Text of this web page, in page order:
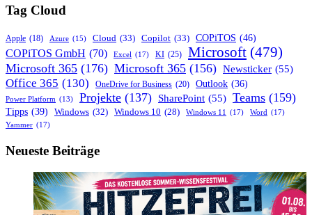
Arbeitstreffen:
Verwende
Snapchat
Linsen
für
Microsoft
Teams!
Tag Cloud
Apple (18) Azure (15) Cloud (33) Copilot (33) COPiTOS (46)
COPiTOS GmbH (70) Excel (17) KI (25) Microsoft (479)
Microsoft 365 (176) Microsoft 365 (156) Newsticker (55)
Office 365 (130) OneDrive for Business (20) Outlook (36)
Power Platform (13) Projekte (137) SharePoint (55) Teams (159)
Tipps (39) Windows (32) Windows 10 (28) Windows 11 (17) Word (17)
Yammer (17)
Neueste Beiträge